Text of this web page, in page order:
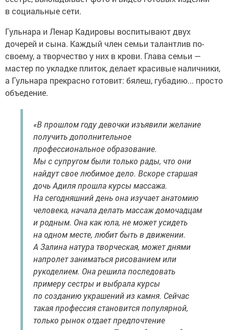
в социальные сети.
Гульнара и Ленар Кадировы воспитывают двух
дочерей и сына. Каждый член семьи талантлив по-
своему, а творчество у них в крови. Глава семьи —
мастер по укладке плиток, делает красивые наличники,
а Гульнара прекрасно готовит: бялеш, губадию... просто
объедение.
«В прошлом году девочки изъявили желание
получить дополнительное
профессиональное образование.
Мы с супругом были только рады, что они
найдут свое любимое дело. Вскоре старшая
дочь Адиля прошла курсы массажа.
На сегодняшний день она изучает анатомию
человека, начала делать массаж домочадцам
и родным. Она как юла, не может усидеть
на одном месте, любит быть в движении.
А Залина натура творческая, может днями
напролет заниматься рисованием или
рукоделием. Она решила последовать
примеру сестры и выбрала курсы
по созданию украшений из камня. Сейчас
такая профессия становится популярной,
только рынок отдает предпочтение